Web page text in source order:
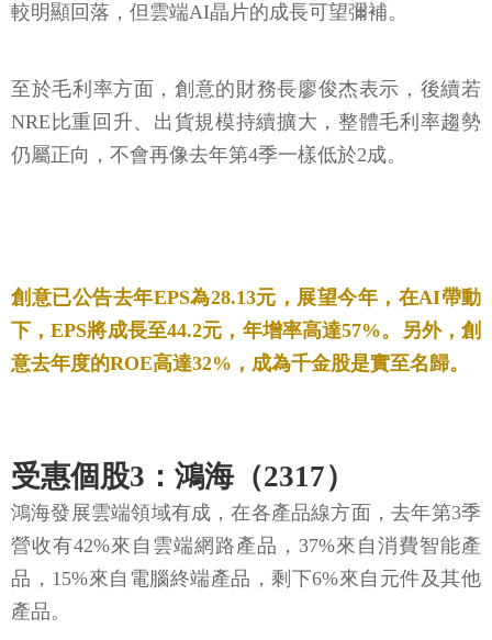
較明顯回落，但雲端AI晶片的成長可望彌補。
至於毛利率方面，創意的財務長廖俊杰表示，後續若
NRE比重回升、出貨規模持續擴大，整體毛利率趨勢
仍屬正向，不會再像去年第4季一樣低於2成。
創意已公告去年EPS為28.13元，展望今年，在AI帶動
下，EPS將成長至44.2元，年增率高達57%。另外，創
意去年度的ROE高達32%，成為千金股是實至名歸。
受惠個股3：鴻海（2317）
鴻海發展雲端領域有成，在各產品線方面，去年第3季
營收有42%來自雲端網路產品，37%來自消費智能產
品，15%來自電腦終端產品，剩下6%來自元件及其他
產品。